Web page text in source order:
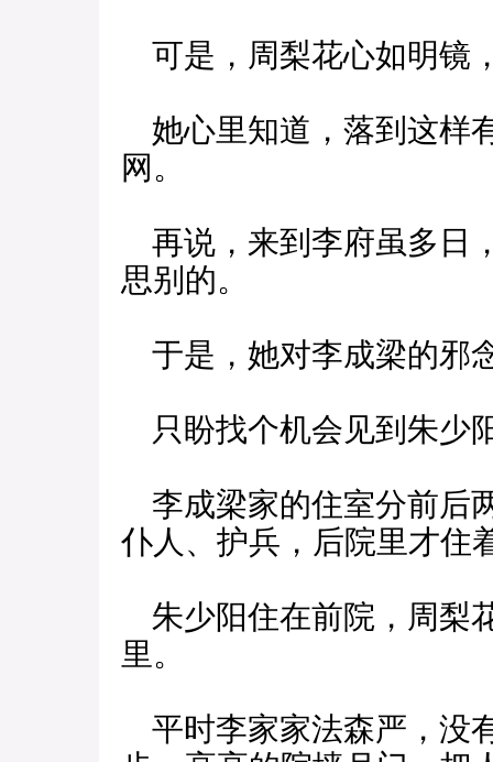
可是，周梨花心如明镜
她心里知道，落到这样
网。
再说，来到李府虽多日
思别的。
于是，她对李成梁的邪
只盼找个机会见到朱少
李成梁家的住室分前后
仆人、护兵，后院里才住
朱少阳住在前院，周梨
里。
平时李家家法森严，没